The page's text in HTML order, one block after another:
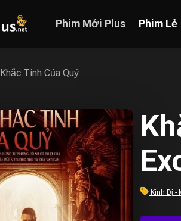
Phim Mới Plus Phim Lẻ
Khắc Tinh Của Quỷ
Kinh Dị -